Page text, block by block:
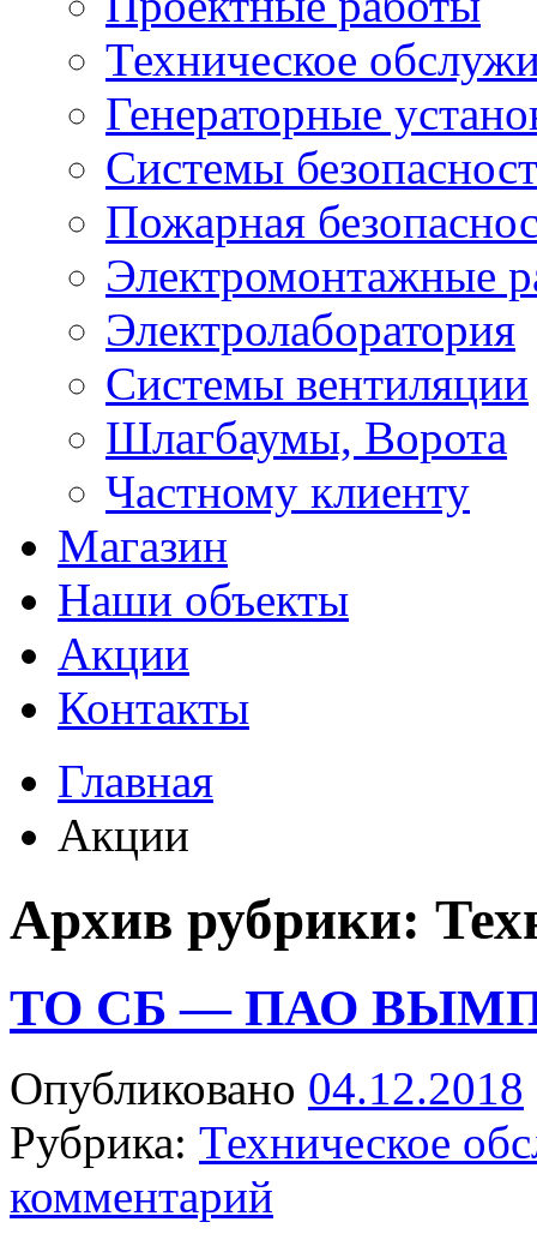
Техническое
Генераторные
Системы
Пожарная
Электромонтажные
Электролаборатория
Системы вентиляции
Шлагбаумы, Ворота
Частному клиенту
Магазин
Наши объекты
Акции
Контакты
Главная
Акции
Архив рубрики:
ТО СБ — ПАО
Опубликовано 04.12.2018
Рубрика: Техническое
комментарий